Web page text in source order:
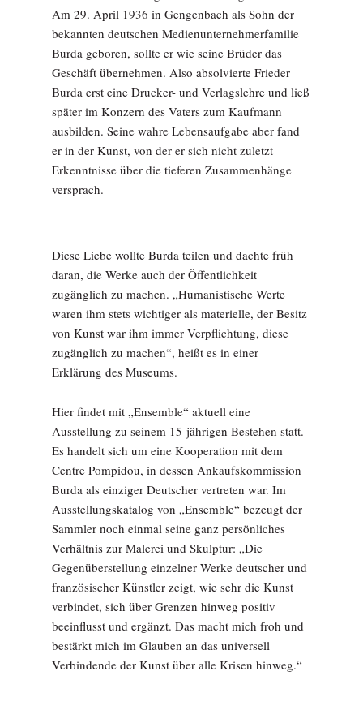
Am 29. April 1936 in Gengenbach als Sohn der
bekannten deutschen Medienunternehmerfamilie
Burda geboren, sollte er wie seine Brüder das
Geschäft übernehmen. Also absolvierte Frieder
Burda erst eine Drucker- und Verlagslehre und ließ
später im Konzern des Vaters zum Kaufmann
ausbilden. Seine wahre Lebensaufgabe aber fand
er in der Kunst, von der er sich nicht zuletzt
Erkenntnisse über die tieferen Zusammenhänge
versprach.
Diese Liebe wollte Burda teilen und dachte früh
daran, die Werke auch der Öffentlichkeit
zugänglich zu machen. „Humanistische Werte
waren ihm stets wichtiger als materielle, der Besitz
von Kunst war ihm immer Verpflichtung, diese
zugänglich zu machen“, heißt es in einer
Erklärung des Museums.
Hier findet mit „Ensemble“ aktuell eine
Ausstellung zu seinem 15-jährigen Bestehen statt.
Es handelt sich um eine Kooperation mit dem
Centre Pompidou, in dessen Ankaufskommission
Burda als einziger Deutscher vertreten war. Im
Ausstellungskatalog von „Ensemble“ bezeugt der
Sammler noch einmal seine ganz persönliches
Verhältnis zur Malerei und Skulptur: „Die
Gegenüberstellung einzelner Werke deutscher und
französischer Künstler zeigt, wie sehr die Kunst
verbindet, sich über Grenzen hinweg positiv
beeinflusst und ergänzt. Das macht mich froh und
bestärkt mich im Glauben an das universell
Verbindende der Kunst über alle Krisen hinweg.“